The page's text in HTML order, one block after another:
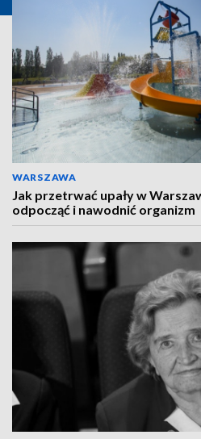
WARSZAWA
Jak przetrwać upały w
odpocząć i nawodnić organizm